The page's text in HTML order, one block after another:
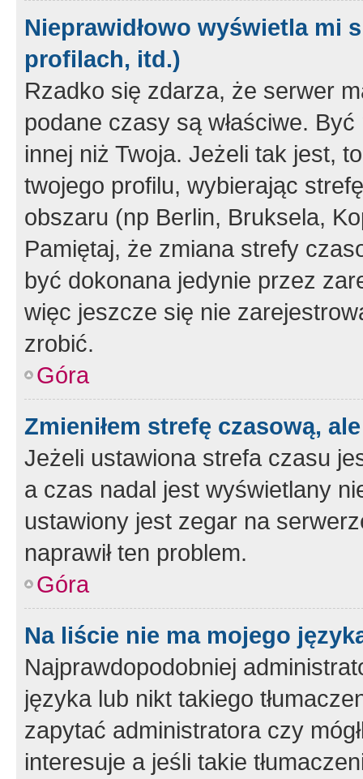
Nieprawidłowo wyświetla mi
profilach, itd.)
Rzadko się zdarza, że serwer
podane czasy są właściwe.
innej niż Twoja. Jeżeli tak jest,
twojego profilu, wybierając
obszaru (np Berlin, Bruksela,
Pamiętaj, że zmiana strefy
być dokonana jedynie przez
więc jeszcze się nie
zrobić.
Góra
Zmieniłem strefę czasową,
Jeżeli ustawiona strefa czasu
a czas nadal jest wyświetlany
ustawiony jest zegar na
naprawił ten problem.
Góra
Na liście nie ma mojego
Najprawdopodobniej
języka lub nikt takiego
zapytać administratora czy
interesuje a jeśli takie